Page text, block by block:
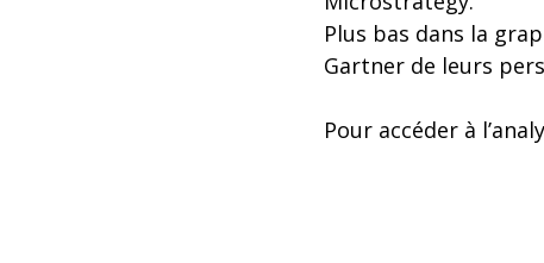
Plus bas dans la
Gartner de leurs
Pour accéder à